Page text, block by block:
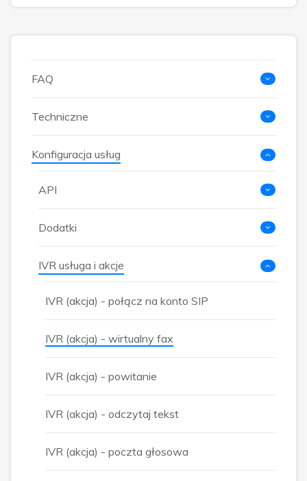
FAQ
Techniczne
Konfiguracja usług
API
Dodatki
IVR usługa i akcje
IVR (akcja) - połącz na konto SIP
IVR (akcja) - wirtualny fax
IVR (akcja) - powitanie
IVR (akcja) - odczytaj tekst
IVR (akcja) - poczta głosowa